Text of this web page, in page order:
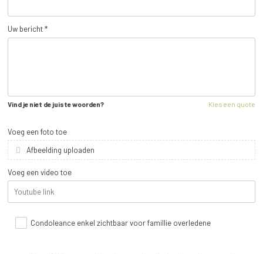
Uw bericht *
Vind je niet de juiste woorden? Kies een quote
Voeg een foto toe
Afbeelding uploaden
Voeg een video toe
Condoleance enkel zichtbaar voor famillie overledene